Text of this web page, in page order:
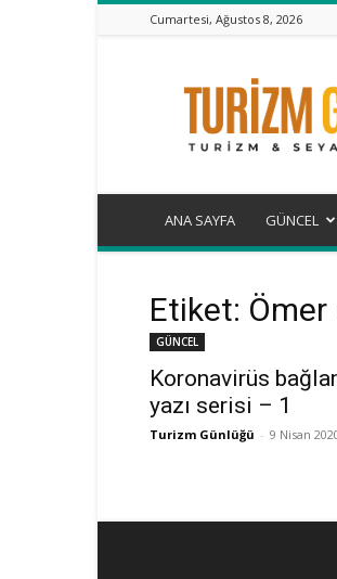
Cumartesi, Ağustos 8, 2026
ANA SAYFA GÜNCEL
Etiket: Ömer
GÜNCEL
Koronavirüs
yazı serisi – 1
Turizm Günlüğü - 9 Nisan